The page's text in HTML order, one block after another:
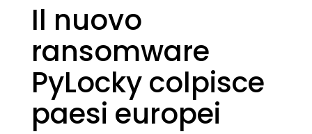
Il nuovo
ransomware
PyLocky colpisce
paesi europei